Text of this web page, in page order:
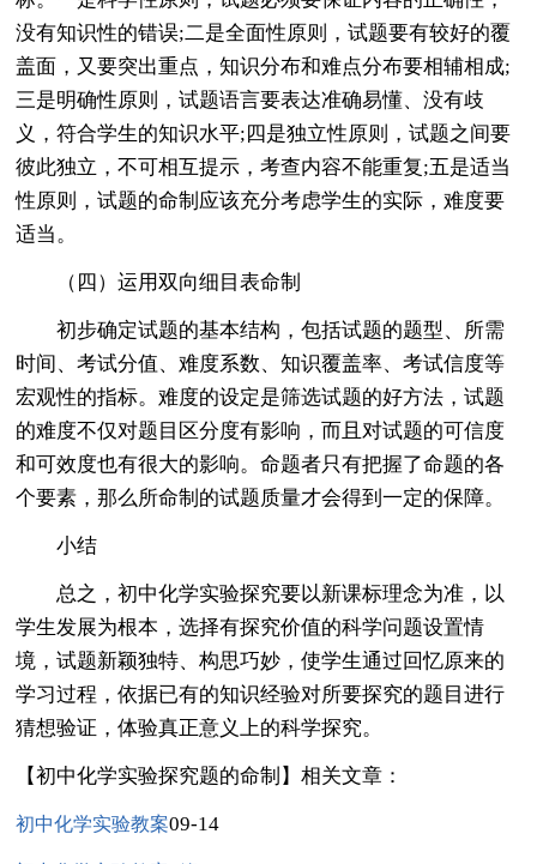
没有知识性的错误;二是全面性原则，试题要有较好的覆
盖面，又要突出重点，知识分布和难点分布要相辅相成;
三是明确性原则，试题语言要表达准确易懂、没有歧
义，符合学生的知识水平;四是独立性原则，试题之间要
彼此独立，不可相互提示，考查内容不能重复;五是适当
性原则，试题的命制应该充分考虑学生的实际，难度要
适当。
（四）运用双向细目表命制
初步确定试题的基本结构，包括试题的题型、所需
时间、考试分值、难度系数、知识覆盖率、考试信度等
宏观性的指标。难度的设定是筛选试题的好方法，试题
的难度不仅对题目区分度有影响，而且对试题的可信度
和可效度也有很大的影响。命题者只有把握了命题的各
个要素，那么所命制的试题质量才会得到一定的保障。
小结
总之，初中化学实验探究要以新课标理念为准，以
学生发展为根本，选择有探究价值的科学问题设置情
境，试题新颖独特、构思巧妙，使学生通过回忆原来的
学习过程，依据已有的知识经验对所要探究的题目进行
猜想验证，体验真正意义上的科学探究。
【初中化学实验探究题的命制】相关文章：
初中化学实验教案09-14